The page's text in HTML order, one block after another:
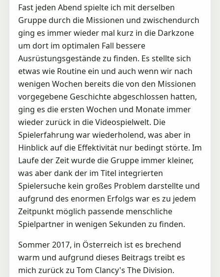
Fast jeden Abend spielte ich mit derselben
Gruppe durch die Missionen und zwischendurch
ging es immer wieder mal kurz in die Darkzone
um dort im optimalen Fall bessere
Ausrüstungsgestände zu finden. Es stellte sich
etwas wie Routine ein und auch wenn wir nach
wenigen Wochen bereits die von den Missionen
vorgegebene Geschichte abgeschlossen hatten,
ging es die ersten Wochen und Monate immer
wieder zurück in die Videospielwelt. Die
Spielerfahrung war wiederholend, was aber in
Hinblick auf die Effektivität nur bedingt störte. Im
Laufe der Zeit wurde die Gruppe immer kleiner,
was aber dank der im Titel integrierten
Spielersuche kein großes Problem darstellte und
aufgrund des enormen Erfolgs war es zu jedem
Zeitpunkt möglich passende menschliche
Spielpartner in wenigen Sekunden zu finden.
Sommer 2017, in Österreich ist es brechend
warm und aufgrund dieses Beitrags treibt es
mich zurück zu Tom Clancy's The Division.